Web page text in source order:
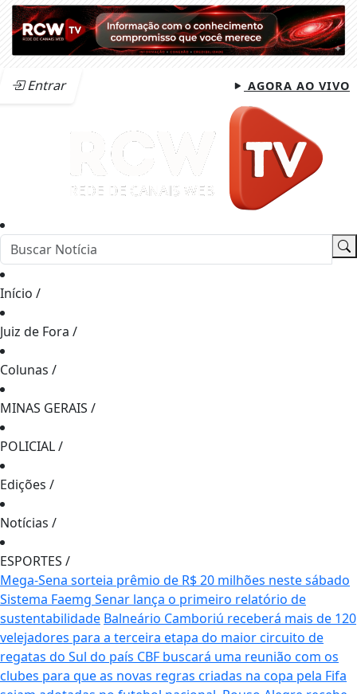
Entrar AGORA AO VIVO
Início /
Juiz de Fora /
Colunas /
MINAS GERAIS /
POLICIAL/
Edições /
Notícias /
ESPORTES /
Mega-Sena sorteia prêmio de R$ 20 milhões neste sábado
Sistema Faemg Senar lança o primeiro relatório de
sustentabilidade Balneário Camboriú receberá mais de 120
velejadores para a terceira etapa do maior circuito de
regatas do Sul do país CBF buscará uma reunião com os
clubes para que as novas regras criadas na copa pela Fifa